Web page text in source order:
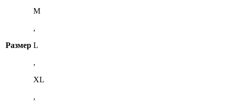
Размер
M
,
L
,
XL
,